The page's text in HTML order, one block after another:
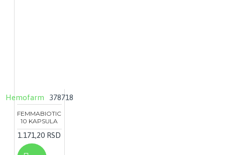
Hemofarm 378718
FEMMABIOTIC
10 KAPSULA
1.171,20 RSD